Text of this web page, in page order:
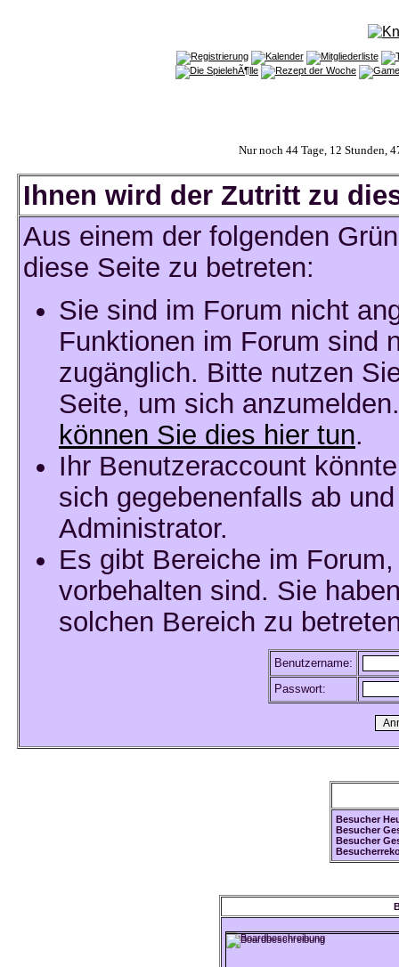
Nur noch 44 Tage, 12 Stunden,
Ihnen wird der Zutritt zu
Aus einem der folgenden
diese Seite zu betreten:
Sie sind im Forum nicht
Funktionen im Forum sind
zugänglich. Bitte nutzen
Seite, um sich
können Sie dies hier tun.
Ihr Benutzeraccount
sich gegebenenfalls ab
Administrator.
Es gibt Bereiche im
vorbehalten sind. Sie
solchen Bereich zu
Benutzername:
Passwort:
Besucher
Besucher
Besucher